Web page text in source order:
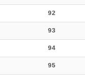
92
93
94
95